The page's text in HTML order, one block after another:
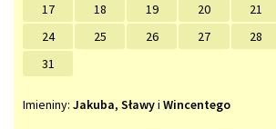
17
18 19 20 21
24
25 26 27 28
31
Imieniny
Imieniny: Jakuba, Sławyi Wincentego